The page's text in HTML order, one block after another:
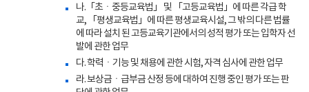
나.「초ㆍ중등교육법」 및 「고등교육법」에 따른 각급 학
교, 「평생교육법」에 따른 평생교육시설, 그 밖의 다른 법률
에 따라 설치 된 고등교육기관에서의 성적 평가 또는 입학자 선
발에 관한 업무
다. 학력ㆍ기능 및 채용에 관한 시험, 자격 심사에 관한 업무
라. 보상금ㆍ급부금 산정 등에 대하여 진행 중인 평가 또는 판